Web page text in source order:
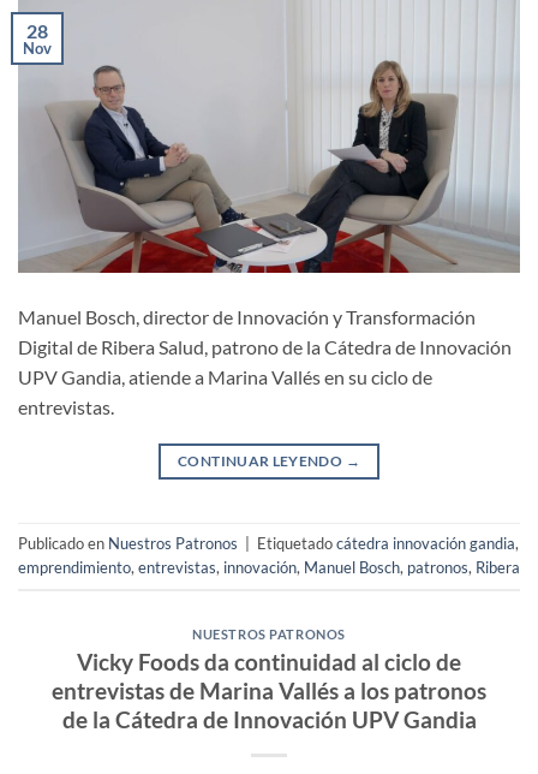
28
Nov
Manuel Bosch, director de Innovación y Transformación
Digital de Ribera Salud, patrono de la Cátedra de Innovación
UPV Gandia, atiende a Marina Vallés en su ciclo de
entrevistas.
CONTINUAR LEYENDO →
Publicado en Nuestros Patronos Etiquetadocátedra innovación gandia,
emprendimiento,entrevistas, innovación, Manuel Bosch, patronos, Ribera
NUESTROS PATRONOS
Vicky Foods da continuidad al ciclo de
entrevistas de Marina Vallés a los patronos
de la Cátedra de Innovación UPV Gandia